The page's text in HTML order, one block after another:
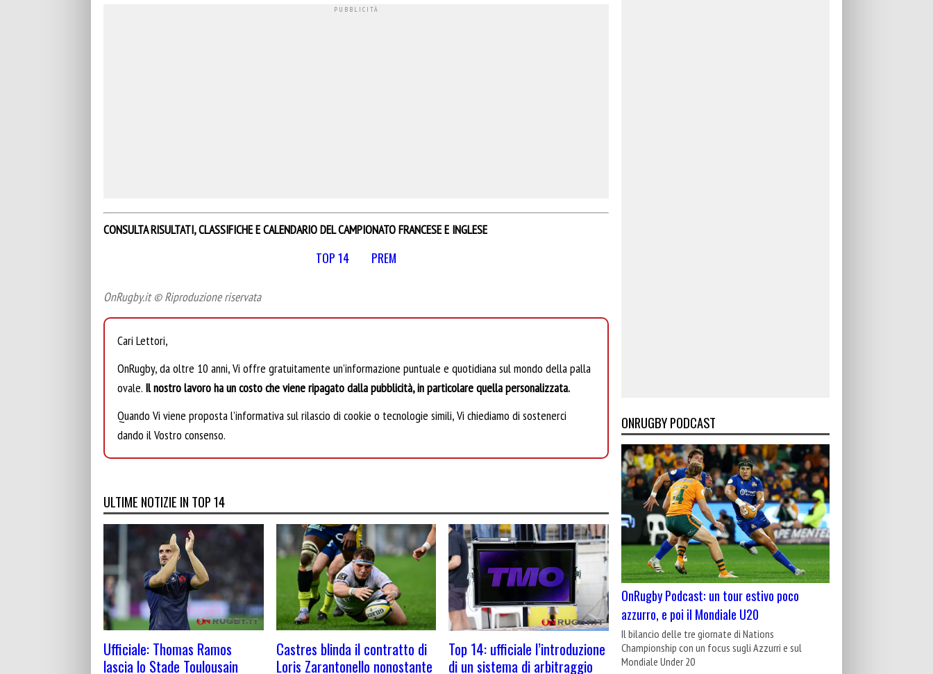
CONSULTA RISULTATI, CLASSIFICHE E CALENDARIO DEL CAMPIONATO FRANCESE E INGLESE
TOP 14 PREM
OnRugby.it © Riproduzione riservata
Cari Lettori,
OnRugby, da oltre 10 anni, Vi offre gratuitamente un’informazione puntuale e quotidiana sul mondo della palla
ovale. Il nostro lavoro ha un costo che viene ripagato dalla pubblicità, in particolare quella personalizzata.
Quando Vi viene proposta l’informativa sul rilascio di cookie o tecnologie simili, Vi chiediamo di sostenerci
dando il Vostro consenso.
ULTIME NOTIZIE IN TOP 14
Ufficiale: Thomas Ramos
lascia lo Stade Toulousain
Castres blinda il contratto di
Loris Zarantonello nonostante
Top 14: ufficiale l’introduzione
di un sistema di arbitraggio
ONRUGBY PODCAST
OnRugby Podcast: un tour estivo poco
azzurro, e poi il Mondiale U20
Il bilancio delle tre giornate di Nations
Championship con un focus sugli Azzurri e sul
Mondiale Under 20